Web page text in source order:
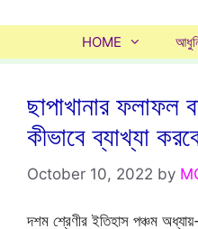
HOME
ছাপাখানার ফলাফল
কীভাবে ব্যাখ্যা
October 10, 2022 by
দশম শ্রেণীর ইতিহাস পঞ্চম